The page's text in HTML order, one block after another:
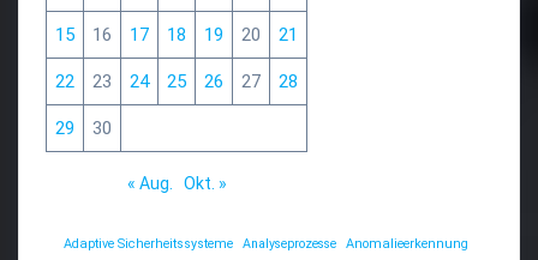
15 16 17 18 19 20 21
22 23 24 25 26 27 28
29 30
« Aug. Okt. »
Adaptive Sicherheitssysteme Analyseprozesse
Anomalieerkennung